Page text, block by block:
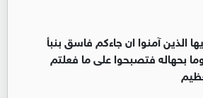
الذين آمنوا ان جاءكم فاسق بنبأ
بحهاله فتصبحوا على ما فعلتم